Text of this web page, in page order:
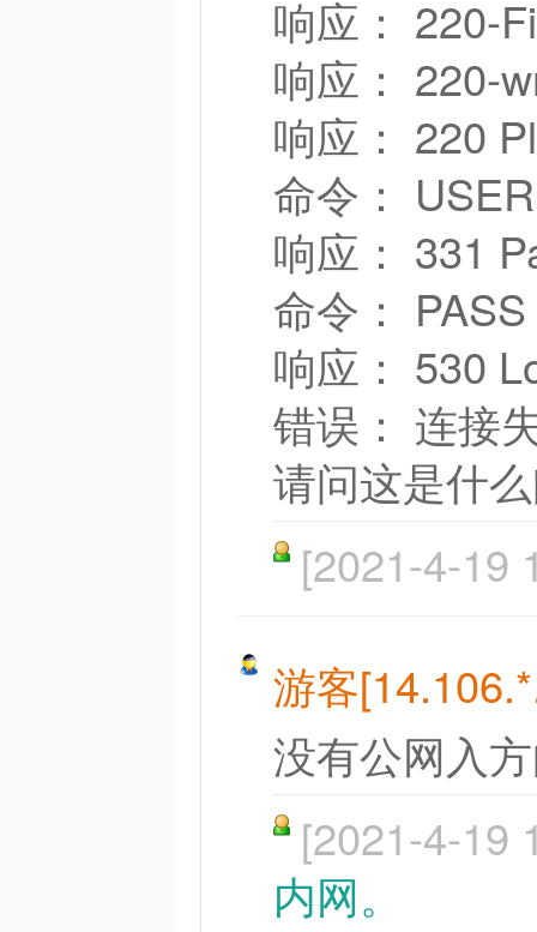
响应： 220-
响应： 220-
响应： 220
命令：
响应： 331
命令：
响应： 530
错误： 连接
请问这是什
[2021-4-19
游客
没有公网入
[2021-4-19
内网。